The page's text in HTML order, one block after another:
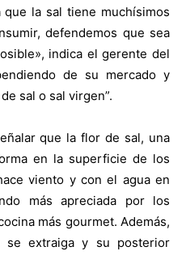
la sal tiene muchísimos
defendemos que sea
indica el gerente del
de su mercado y
sal o sal virgen”.
que la flor de sal, una
en la superficie de los
viento y con el agua en
más apreciada por los
más gourmet. Además,
extraiga y su posterior